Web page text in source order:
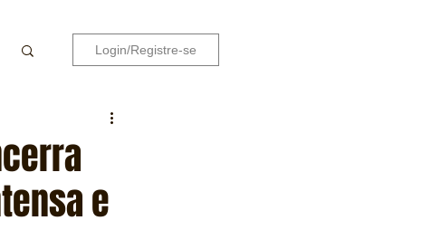
Login/Registre-se
e